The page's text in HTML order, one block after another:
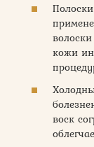
кожи
воск